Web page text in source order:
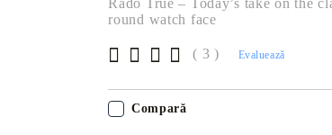
Baie
Scaune
Rado True – Today’s take on the
round watch face
( 3 ) Evaluează
Compară